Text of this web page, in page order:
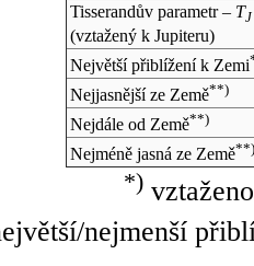
Tisserandův parametr – TJ
(vztažený k Jupiteru)
Největší přiblížení k Zemi
Nejjasnější ze Země**)
Nejdále od Země**)
Nejméně jasná ze Země**)
*)
nejmenší